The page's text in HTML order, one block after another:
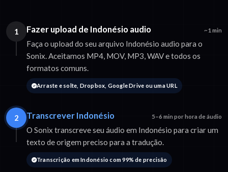
1 Fazer upload de Indonésio audio ~1 min
Faça o upload do seu arquivo Indonésio audio para o
Sonix. Aceitamos MP4, MOV, MP3, WAV e todos os
formatos comuns.
Arraste e solte, Dropbox, Google Drive ou uma URL
2 Transcrever Indonésio 5–6 min por hora de áudio
O Sonix transcreve seu áudio em Indonésio para criar um
texto de origem preciso para a tradução.
Transcrição em Indonésio com 99% de precisão